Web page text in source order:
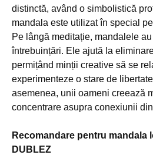
distinctă, având o simbolistică
mandala este utilizat în special
Pe lângă meditație, mandalele
întrebuințări. Ele ajută la
permițând minții creative să se
experimenteze o stare de
asemenea, unii oameni creează
concentrare asupra conexiunii
Recomandare pentru mandala
DUBLEZ